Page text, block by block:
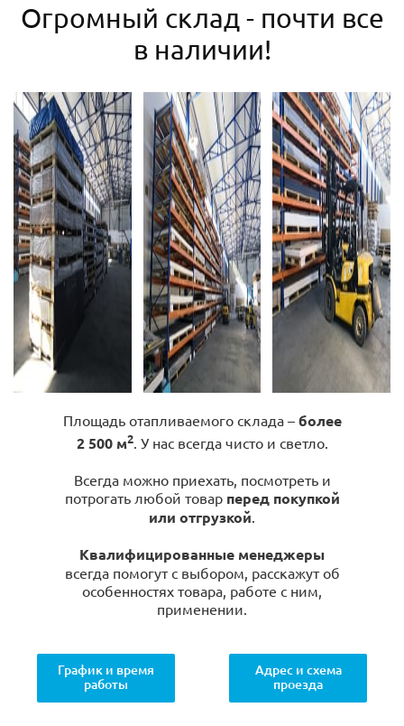
Огромный склад - почти все
в наличии!
Площадь отапливаемого склада – более
2 500 м2. У нас всегда чисто и светло.
Всегда можно приехать, посмотреть и
потрогать любой товар перед покупкой
или отгрузкой
Квалифицированные менеджеры
всегда помогут с выбором, расскажут об
особенностях товара, работе с ним,
применении.
График и время
работы
Адрес и схема
проезда